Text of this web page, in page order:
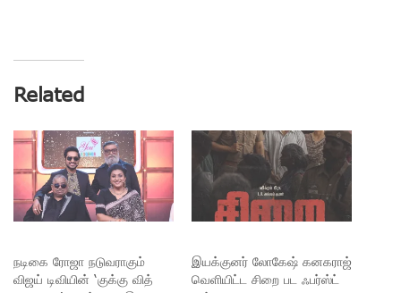
Related
நடிகை ரோஜா நடுவராகும்
விஜய் டிவியின் ‘குக்கு வித்
இயக்குனர் லோகேஷ் கனகராஜ்
வெளியிட்ட சிறை பட ஃபர்ஸ்ட்